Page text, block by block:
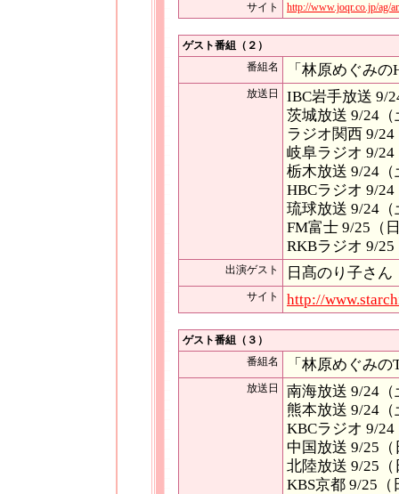
サイト
http://www.joqr.co.jp/ag/
ゲスト番組（２）
番組名
「林原めぐみ
放送日
IBC岩手放送
茨城放送 9/
ラジオ関西 9/
岐阜ラジオ
栃木放送 9/
HBCラジオ 9/
琉球放送 9/
FM富士 9/25
RKBラジオ 9/
出演ゲスト 日髙のり子さん
サイト http://
ゲスト番組（３）
番組名
「林原めぐみ
放送日
南海放送 9/
熊本放送 9/
KBCラジオ 9/
中国放送 9/
北陸放送 9/
KBS京都 9/25（